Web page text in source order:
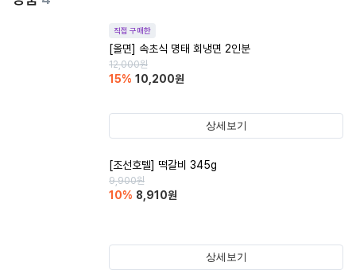
직접 구매한
[올면] 속초식 명태 회냉면 2인분
12,000원
15% 10,200원
상세보기
[조선호텔] 떡갈비 345g
9,900원
10% 8,910원
상세보기